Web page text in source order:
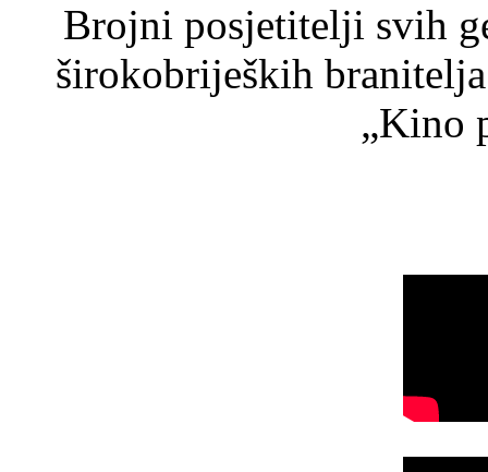
Brojni posjetitelji svih
širokobrijeških
„Kino